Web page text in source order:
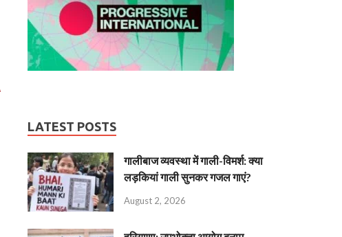
LATEST POSTS
गालीबाज व्‍यवस्‍था में गाली-विमर्श: क्या
लड़कियां गाली सुनकर गजल गाएं?
August 2, 2026